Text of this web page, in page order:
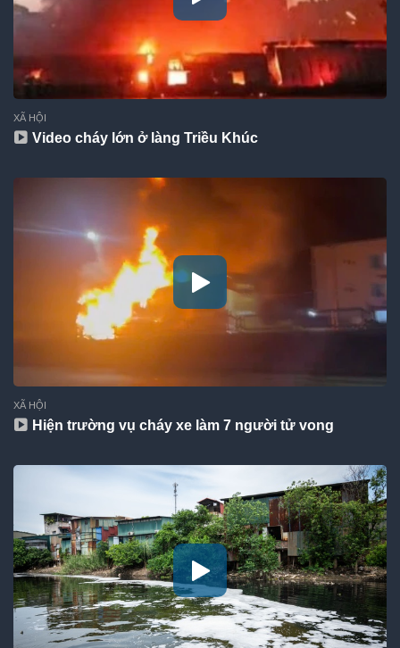
XÃ HỘI
Video cháy lớn ở làng Triều Khúc
XÃ HỘI
Hiện trường vụ cháy xe làm 7 người tử vong